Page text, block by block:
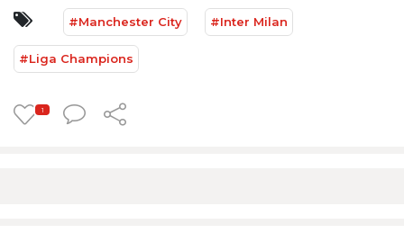
#Manchester City #Inter Milan
#Liga Champions
1